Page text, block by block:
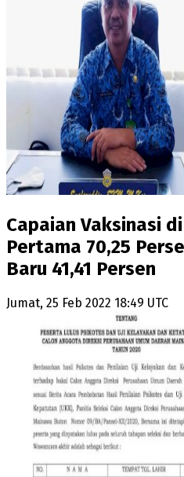
Capaian Vaksinasi
Pertama 70,25
Baru 41,41 Persen
Jumat, 25 Feb 2022 18:49 UTC